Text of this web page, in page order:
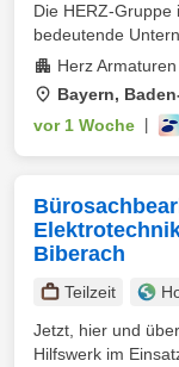
Die HERZ-
bedeutende
Herz
Bayern,
vor 1 Woche
Biberach
Teilzeit
Jetzt, hier und
Hilfswerk im